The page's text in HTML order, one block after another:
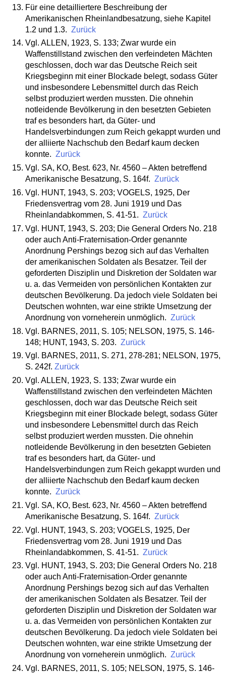
Für eine detailliertere Beschreibung der
Amerikanischen Rheinlandbesatzung, siehe Kapitel
1.2 und 1.3. Zurück
Vgl. ALLEN, 1923, S. 133; Zwar wurde ein
Waffenstillstand zwischen den verfeindeten Mächten
geschlossen, doch war das Deutsche Reich seit
Kriegsbeginn mit einer Blockade belegt, sodass Güter
und insbesondere Lebensmittel durch das Reich
selbst produziert werden mussten. Die ohnehin
notleidende Bevölkerung in den besetzten Gebieten
traf es besonders hart, da Güter- und
Handelsverbindungen zum Reich gekappt wurden und
der alliierte Nachschub den Bedarf kaum decken
konnte. Zurück
Vgl. SA, KO, Best. 623, Nr. 4560 – Akten betreffend
Amerikanische Besatzung, S. 164f. Zurück
Vgl. HUNT, 1943, S. 203; VOGELS, 1925, Der
Friedensvertrag vom 28. Juni 1919 und Das
Rheinlandabkommen, S. 41-51. Zurück
Vgl. HUNT, 1943, S. 203; Die General Orders No. 218
oder auch Anti-Fraternisation-Order genannte
Anordnung Pershings bezog sich auf das Verhalten
der amerikanischen Soldaten als Besatzer. Teil der
geforderten Disziplin und Diskretion der Soldaten war
u. a. das Vermeiden von persönlichen Kontakten zur
deutschen Bevölkerung. Da jedoch viele Soldaten bei
Deutschen wohnten, war eine strikte Umsetzung der
Anordnung von vorneherein unmöglich. Zurück
Vgl. BARNES, 2011, S. 105; NELSON, 1975, S. 146-
148; HUNT, 1943, S. 203. Zurück
Vgl. BARNES, 2011, S. 271, 278-281; NELSON, 1975,
S. 242f. Zurück
Vgl. ALLEN, 1923, S. 133; Zwar wurde ein
Waffenstillstand zwischen den verfeindeten Mächten
geschlossen, doch war das Deutsche Reich seit
Kriegsbeginn mit einer Blockade belegt, sodass Güter
und insbesondere Lebensmittel durch das Reich
selbst produziert werden mussten. Die ohnehin
notleidende Bevölkerung in den besetzten Gebieten
traf es besonders hart, da Güter- und
Handelsverbindungen zum Reich gekappt wurden und
der alliierte Nachschub den Bedarf kaum decken
konnte. Zurück
Vgl. SA, KO, Best. 623, Nr. 4560 – Akten betreffend
Amerikanische Besatzung, S. 164f. Zurück
Vgl. HUNT, 1943, S. 203; VOGELS, 1925, Der
Friedensvertrag vom 28. Juni 1919 und Das
Rheinlandabkommen, S. 41-51. Zurück
Vgl. HUNT, 1943, S. 203; Die General Orders No. 218
oder auch Anti-Fraternisation-Order genannte
Anordnung Pershings bezog sich auf das Verhalten
der amerikanischen Soldaten als Besatzer. Teil der
geforderten Disziplin und Diskretion der Soldaten war
u. a. das Vermeiden von persönlichen Kontakten zur
deutschen Bevölkerung. Da jedoch viele Soldaten bei
Deutschen wohnten, war eine strikte Umsetzung der
Anordnung von vorneherein unmöglich. Zurück
Vgl. BARNES, 2011, S. 105; NELSON, 1975, S. 146-